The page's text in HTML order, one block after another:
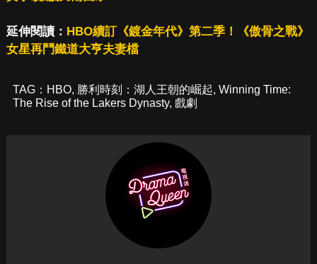
延伸閱讀： HBO續訂《鍍金年代》第二季！《傲骨之戰》
女星再鬥鐵道大亨夫妻檔
TAG： HBO, 勝利時刻：湖人王朝的崛起, Winning Time:
The Rise of the Lakers Dynasty, 戲劇